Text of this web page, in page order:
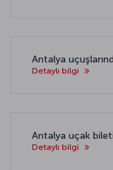
Antalya
Detaylı bilgi
Antalya uçak
Detaylı bilgi